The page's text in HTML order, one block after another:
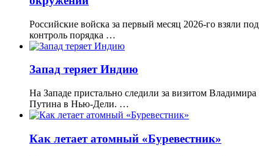
Российские войска за первый месяц 2026-го взяли под
контроль порядка …
Запад теряет Индию
На Западе пристально следили за визитом Владимира
Путина в Нью-Дели. …
Как летает атомный «Буревестник»